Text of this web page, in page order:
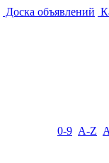
Доска объявлений
0-9 A-Z А